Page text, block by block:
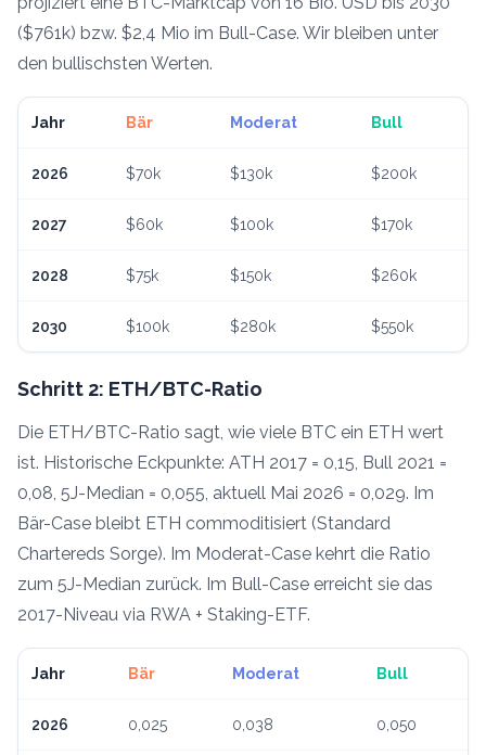
($761k) bzw. $2,4 Mio im Bull-Case. Wir bleiben unter
den bullischsten Werten.
Jahr Bär Moderat Bull
2026 $70k $130k $200k
2027 $60k $100k $170k
2028 $75k $150k $260k
2030 $100k $280k $550k
Schritt 2: ETH/BTC-Ratio
Die ETH/BTC-Ratio sagt, wie viele BTC ein ETH wert
ist. Historische Eckpunkte: ATH 2017 = 0,15, Bull 2021 =
0,08, 5J-Median = 0,055, aktuell Mai 2026 = 0,029. Im
Bär-Case bleibt ETH commoditisiert (Standard
Chartereds Sorge). Im Moderat-Case kehrt die Ratio
zum 5J-Median zurück. Im Bull-Case erreicht sie das
2017-Niveau via RWA + Staking-ETF.
Jahr Bär Moderat Bull
2026 0,025 0,038 0,050